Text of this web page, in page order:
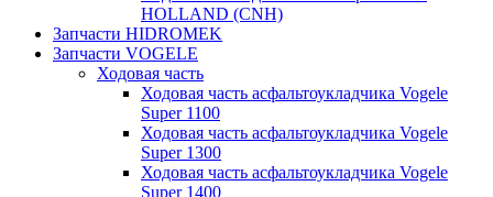
HOLLAND (CNH)
Запчасти HIDROMEK
Запчасти VOGELE
Ходовая часть
Ходовая часть асфальтоукладчика Vogele
Super 1100
Ходовая часть асфальтоукладчика Vogele
Super 1300
Ходовая часть асфальтоукладчика Vogele
Super 1400